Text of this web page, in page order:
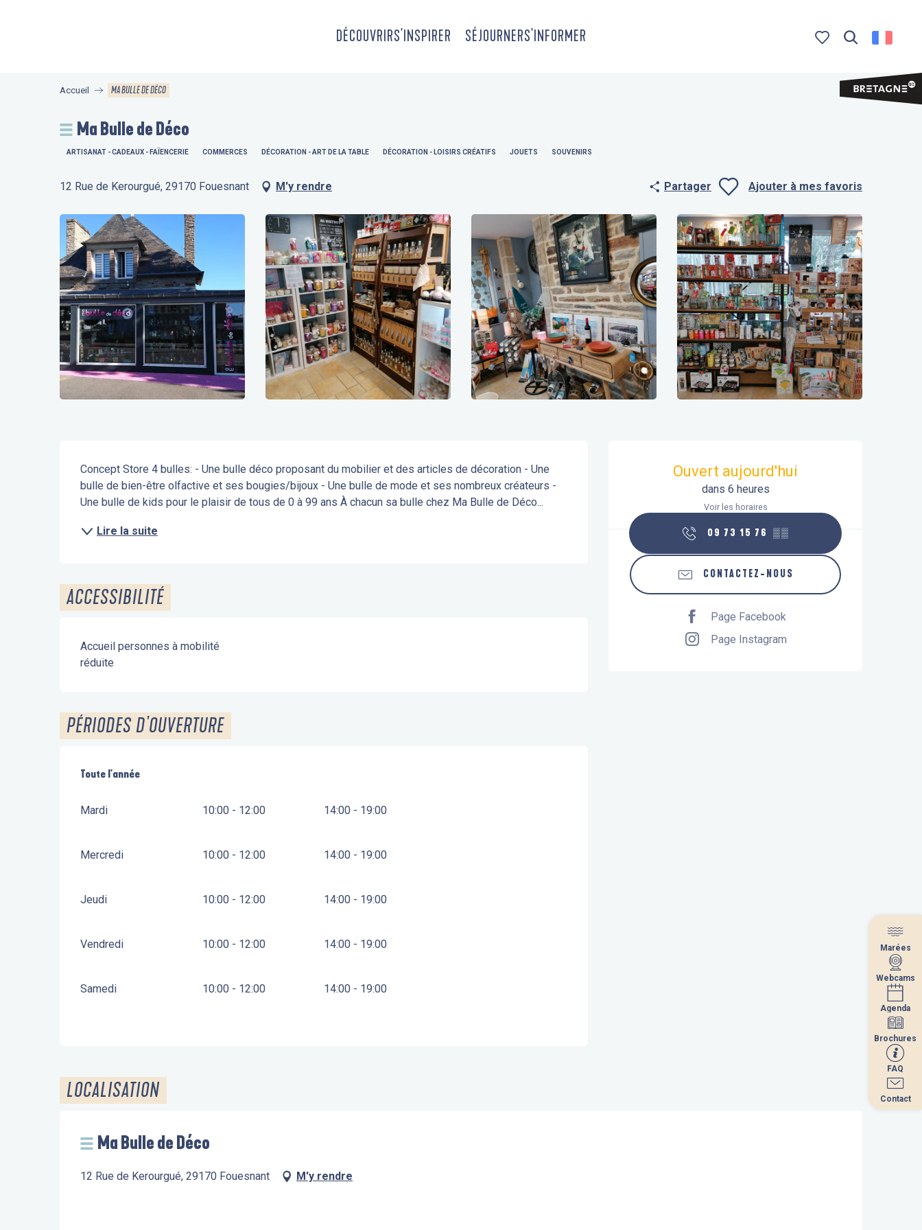
DÉCOUVRIRS'INSPIRER SÉJOURNERS'INFORMER
Marées
Webcams
Agenda
Brochures
FAQ
Contact
Accueil MA BULLE DE DÉCO
Ma Bulle de Déco
ARTISANAT - CADEAUX - FAÏENCERIE COMMERCES DÉCORATION - ART DE LA TABLE DÉCORATION - LOISIRS CRÉATIFS JOUETS SOUVENIRS
12 Rue de Kerourgué, 29170 Fouesnant M'y rendre Partager
Ajouter aux
Ajouter à mes favoris
Ouverture et coordonnées
Ouvert aujourd'hui
dans 6 heures
Voir les horaires
09 73 15 76 ▒▒
CONTACTEZ-NOUS
Page Facebook
Page Instagram
Description
Concept Store 4 bulles: - Une bulle déco proposant du mobilier et des articles de décoration - Une
bulle de bien-être olfactive et ses bougies/bijoux - Une bulle de mode et ses nombreux créateurs -
Une bulle de kids pour le plaisir de tous de 0 à 99 ans À chacun sa bulle chez Ma Bulle de Déco...
Lire la suite
ACCESSIBILITÉ
Accueil personnes à mobilité
réduite
PÉRIODES D'OUVERTURE
Toute l'année
Toute l'année
Mardi 10:00 - 12:00 14:00 - 19:00
Mercredi 10:00 - 12:00 14:00 - 19:00
Jeudi 10:00 - 12:00 14:00 - 19:00
Vendredi 10:00 - 12:00 14:00 - 19:00
Samedi 10:00 - 12:00 14:00 - 19:00
LOCALISATION
Ma Bulle de Déco
12 Rue de Kerourgué, 29170 Fouesnant M'y rendre